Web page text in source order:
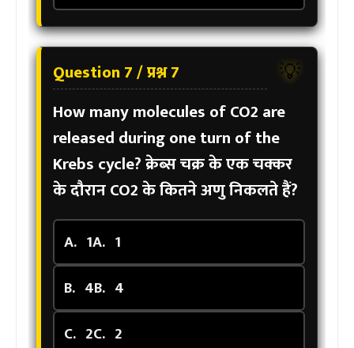
💡
Question 7 / प्रश्न 7
How many molecules of CO2 are
released during one turn of the
Krebs cycle?क्रेब्स चक्र के एक चक्कर
के दौरान CO2 के कितने अणु निकलते हैं?
A. 1A. 1
B. 4B. 4
C. 2C. 2